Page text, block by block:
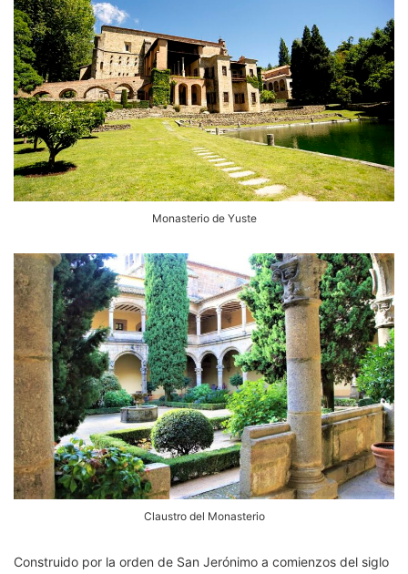
Monasterio de Yuste
Claustro del Monasterio
Construido por la orden de San Jerónimo a comienzos del siglo